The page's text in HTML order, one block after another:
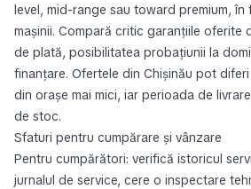
level, mid-range sau toward premium,
mașinii. Compară critic garanțiile oferite
de plată, posibilitatea probațiunii la
finanțare. Ofertele din Chișinău pot
din orașe mai mici, iar perioada de
de stoc.
Sfaturi pentru cumpărare și vânzare
Pentru cumpărători: verifică istoricul
jurnalul de service, cere o inspectare